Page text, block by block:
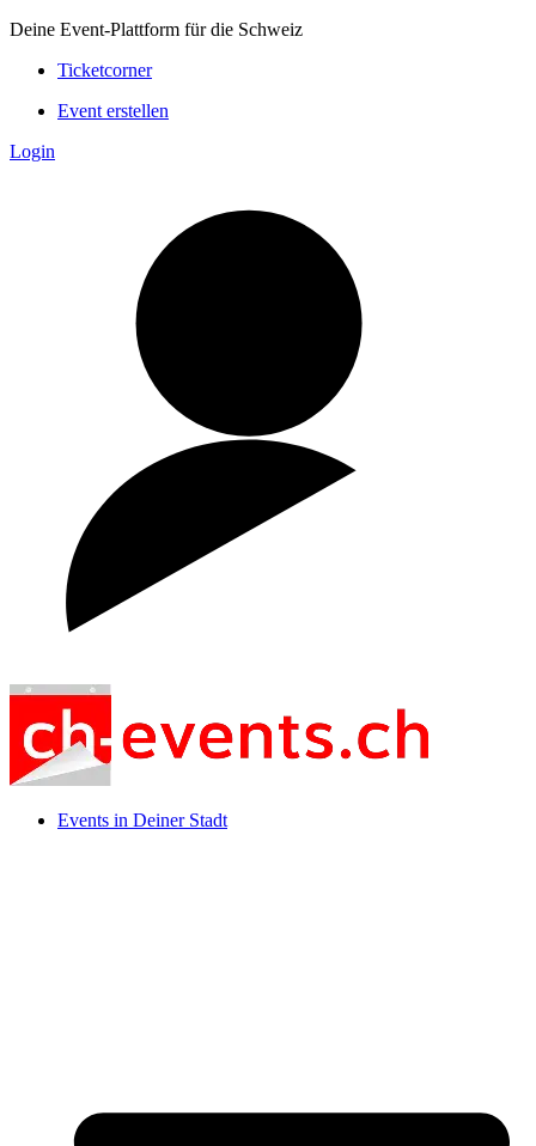
Deine Event-Plattform für die Schweiz
Ticketcorner
Event erstellen
Login
Events in Deiner Stadt